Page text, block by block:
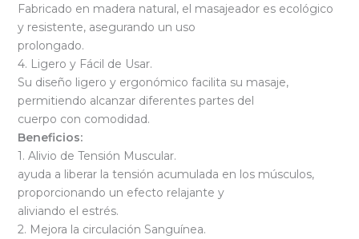
Fabricado en madera natural, el masajeador es ecológico
y resistente, asegurando un uso
prolongado.
4. Ligero y Fácil de Usar.
Su diseño ligero y ergonómico facilita su masaje,
permitiendo alcanzar diferentes partes del
cuerpo con comodidad.
Beneficios:
1. Alivio de Tensión Muscular.
ayuda a liberar la tensión acumulada en los músculos,
proporcionando un efecto relajante y
aliviando el estrés.
2. Mejora la circulación Sanguínea.